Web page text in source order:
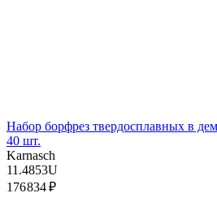
Набор борфрез твердосплавных в
40 шт.
Karnasch
11.4853U
176 834 ₽